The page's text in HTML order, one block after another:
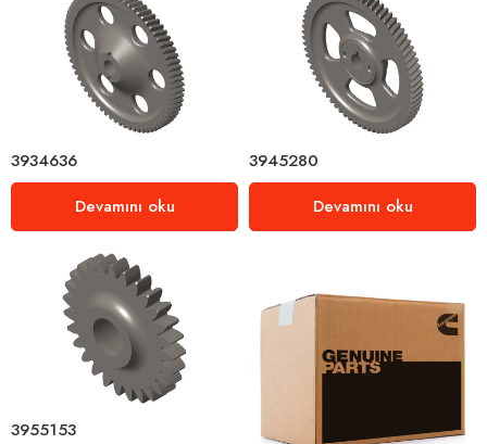
3934636
Devamını oku
3945280
Devamını oku
3955153